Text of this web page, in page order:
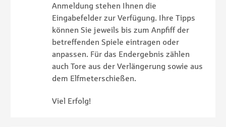
Anmeldung stehen Ihnen die
Eingabefelder zur Verfügung. Ihre Tipps
können Sie jeweils bis zum Anpfiff der
betreffenden Spiele eintragen oder
anpassen. Für das Endergebnis zählen
auch Tore aus der Verlängerung sowie aus
dem Elfmeterschießen.
Viel Erfolg!